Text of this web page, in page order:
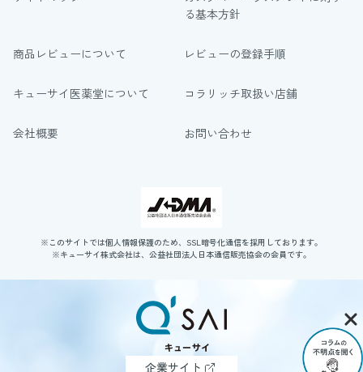
る基本方針
商品レビューについて レビューの登録手順
キューサイ医薬堂について コラリッチ取扱い店舗
会社概要 お問い合わせ
※このサイトでは個人情報保護のため、SSL暗号化通信を採用しております。
※キューサイ株式会社は、公益社団法人日本通信販売協会の会員です。
企業サイト